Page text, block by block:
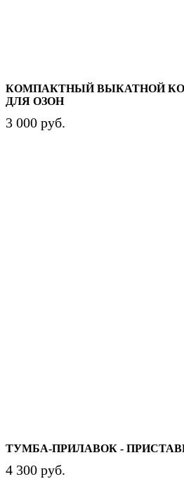
КОМПАКТНЫЙ ВЫКАТНОЙ
ДЛЯ ОЗОН
3 000 руб.
ТУМБА-ПРИЛАВОК -
4 300 руб.